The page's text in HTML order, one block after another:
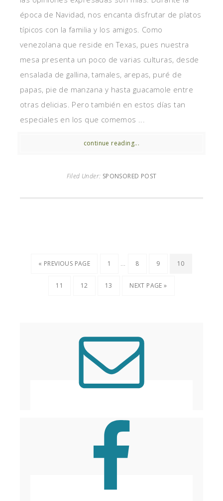
época de Navidad, nos encanta disfrutar de platos
típicos con la familia y los amigos. Como
venezolana que reside en Texas, pues nuestra
mesa presenta un poco de varias culturas, desde
ensalada de gallina, tamales, arepas, puré de
papas, pie de manzana y hasta guacamole entre
otras delicias. Pero también en estos días tan
especiales en los que comemos ...
continue reading...
Filed Under: SPONSORED POST
« PREVIOUS PAGE 1 8 9 10
11 12 13 NEXT PAGE »